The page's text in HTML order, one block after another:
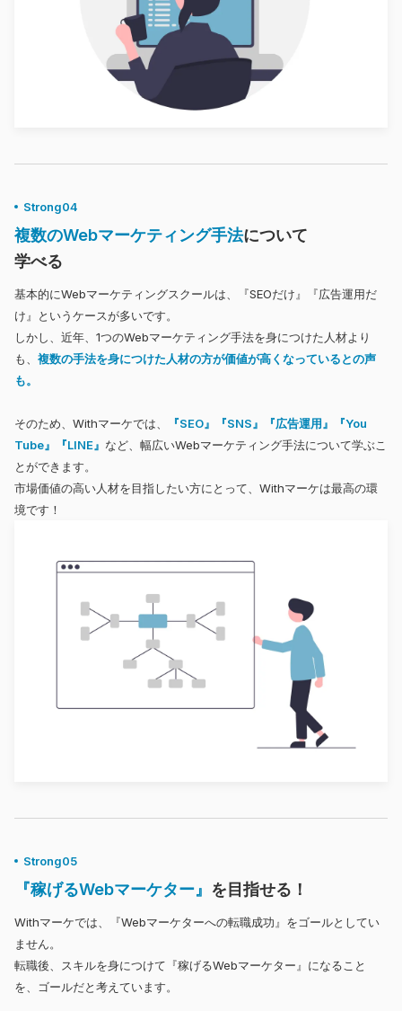
Strong04
複数のWebマーケティング手法について
学べる
基本的にWebマーケティングスクールは、『SEOだけ』『広告運用だ
け』というケースが多いです。
しかし、近年、1つのWebマーケティング手法を身につけた人材より
も、 複数の手法を身につけた人材の方が価値が高くなっているとの声
も。
そのため、Withマーケでは、
『SEO』『SNS』『広告運用』『You
Tube』『LINE』 など、幅広いWebマーケティング手法について学ぶこ
とができます。
市場価値の高い人材を目指したい方にとって、Withマーケは最高の環
境です！
Strong05
『稼げるWebマーケター』 を目指せる！
Withマーケでは、『Webマーケターへの転職成功』をゴールとしてい
ません。
転職後、スキルを身につけて『稼げるWebマーケター』になること
を、ゴールだと考えています。